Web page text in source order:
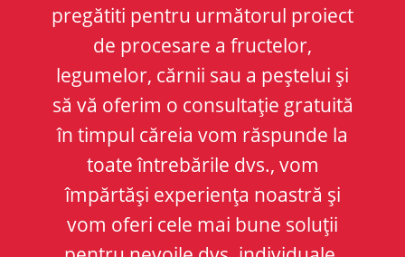
pregătiti pentru următorul proiect
de procesare a fructelor,
legumelor, cărnii sau a peștelui și
să vă oferim o consultație gratuită
în timpul căreia vom răspunde la
toate întrebările dvs., vom
împărtăși experiența noastră și
vom oferi cele mai bune soluții